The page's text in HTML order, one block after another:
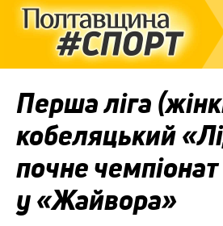
Перша ліга
кобеляцький
почне чемпіонат
у «Жайвора»